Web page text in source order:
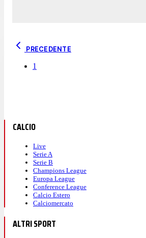
PRECEDENTE
1
CALCIO
Live
Serie A
Serie B
Champions League
Europa League
Conference League
Calcio Estero
Calciomercato
ALTRI SPORT